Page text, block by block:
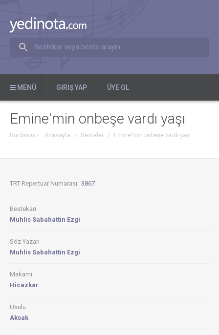
Bestekar veya beste arayın
MENÜ GIRIŞ YAP ÜYE OL
Emine'min onbeşe vardı yaşı
Burdasınız: Anasayfa / Besteler / Emine'min onbeşe vardı yaşı
TRT Repertuar Numarası: 3867
Bestekarı
Muhlis Sabahattin Ezgi
Söz Yazarı
Muhlis Sabahattin Ezgi
Makamı
Hicazkar
Usulü
Aksak